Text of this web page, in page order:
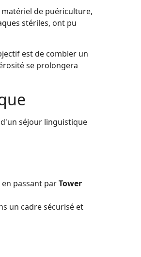
de puériculture,
stériles, ont pu
est de combler un
se prolongera
séjour linguistique
en passant parTower
un cadre sécurisé et